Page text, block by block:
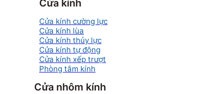
Cửa kính
Cửa kính cường lực
Cửa kính lùa
Cửa kính thủy lực
Cửa kính tự động
Cửa kính xếp trượt
Phòng tắm kính
Cửa nhôm kính